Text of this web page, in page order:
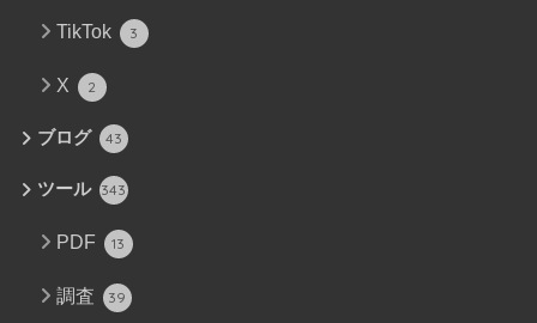
TikTok 3
X 2
ブログ 43
ツール 343
PDF 13
調査 39